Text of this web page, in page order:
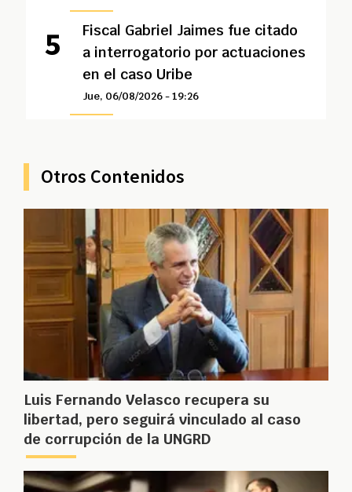
Fiscal Gabriel Jaimes fue citado
a interrogatorio por actuaciones
en el caso Uribe
Jue, 06/08/2026 - 19:26
Otros Contenidos
Luis Fernando Velasco recupera su
libertad, pero seguirá vinculado al caso
de corrupción de la UNGRD